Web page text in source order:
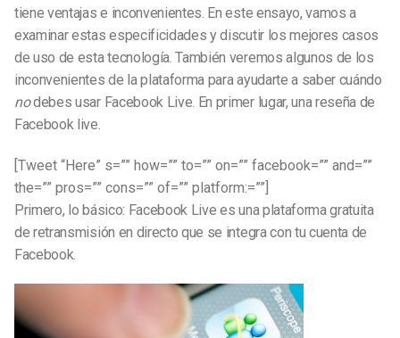
tiene ventajas e inconvenientes. En este ensayo, vamos a
examinar estas especificidades y discutir los mejores casos
de uso de esta tecnología. También veremos algunos de los
inconvenientes de la plataforma para ayudarte a saber cuándo
nodebes usar Facebook Live. En primer lugar, una reseña de
Facebook live.
[Tweet “Here” s=”” how=”” to=”” on=”” facebook=”” and=””
the=”” pros=”” cons=”” of=”” platform:=””]
Primero, lo básico: Facebook Live es una plataforma gratuita
de retransmisión en directo que se integra con tu cuenta de
Facebook.